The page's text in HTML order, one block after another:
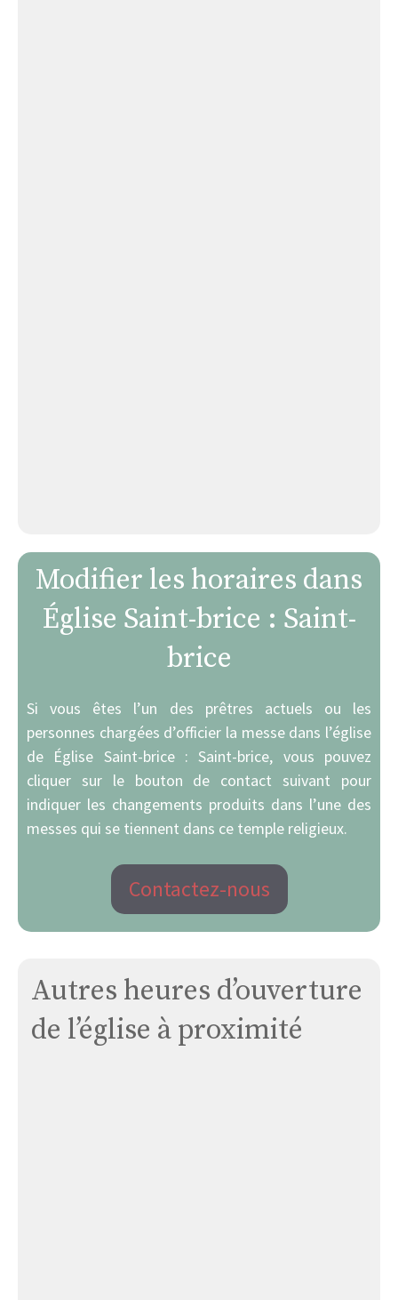
Modifier les horaires dans
Église Saint-brice : Saint-
brice
Si vous êtes l’un des prêtres actuels ou les
personnes chargées d’officier la messe dans l’église
de Église Saint-brice : Saint-brice, vous pouvez
cliquer sur le bouton de contact suivant pour
indiquer les changements produits dans l’une des
messes qui se tiennent dans ce temple religieux.
Contactez-nous
Autres heures d’ouverture
de l’église à proximité